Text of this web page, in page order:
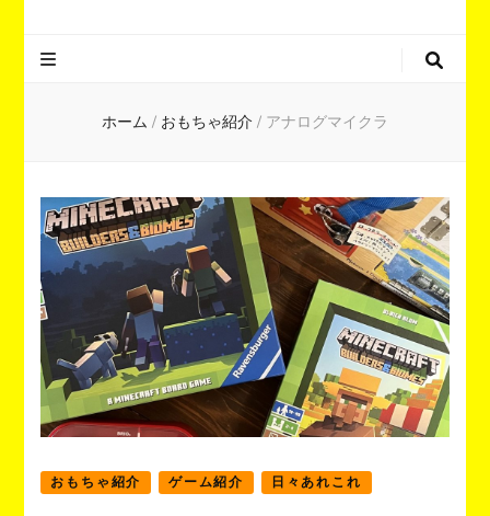
ホーム / おもちゃ紹介 / アナログマイクラ
おもちゃ紹介 ゲーム紹介 日々あれこれ